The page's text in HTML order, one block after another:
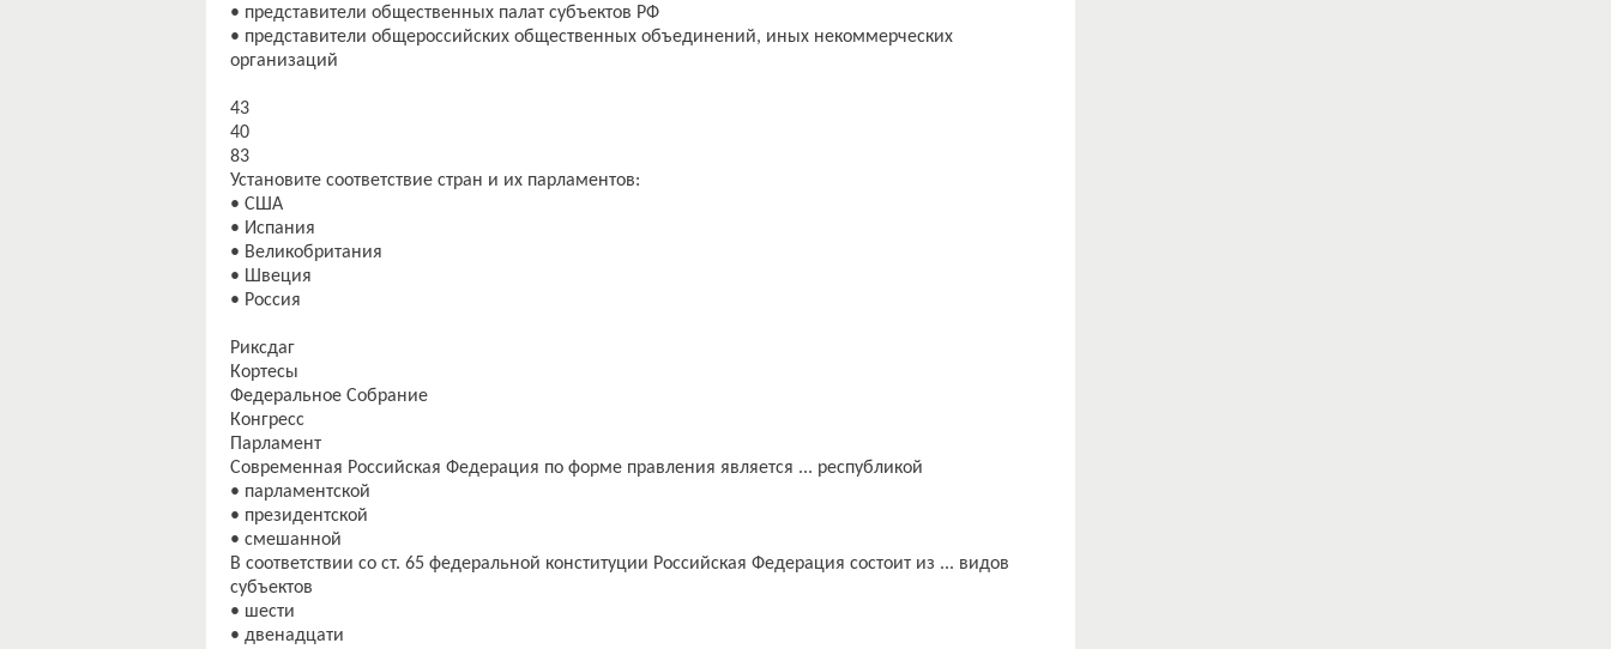
• представители общественных палат субъектов РФ
• представители общероссийских общественных объединений, иных некоммерческих
организаций
43
40
83
Установите соответствие стран и их парламентов:
• США
• Испания
• Великобритания
• Швеция
• Россия
Риксдаг
Кортесы
Федеральное Собрание
Конгресс
Парламент
Современная Российская Федерация по форме правления является ... республикой
• парламентской
• президентской
• смешанной
В соответствии со ст. 65 федеральной конституции Российская Федерация состоит из ... видов
субъектов
• шести
• двенадцати